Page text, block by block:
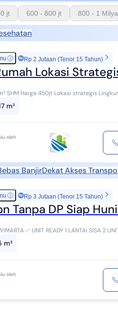
jt 600 - 800 jt 800 - 1
ⓘ Rp 2 Jutaan (Tenor 15 Tahun)
Lokasi
sakit dan...
m²
oleh
BanjirDekat Akses
ⓘ Rp 3 Jutaan (Tenor 15 Tahun)
Tanpa DP Siap
m²
oleh